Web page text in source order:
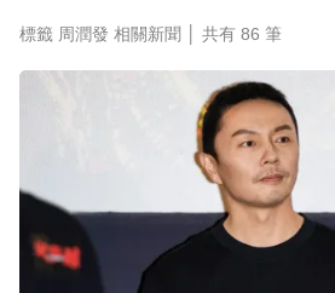
許富凱暴瘦7公斤登台！「臉
父親節憶亡父淚崩
標籤 周潤發 相關新聞 │ 共有 86 筆